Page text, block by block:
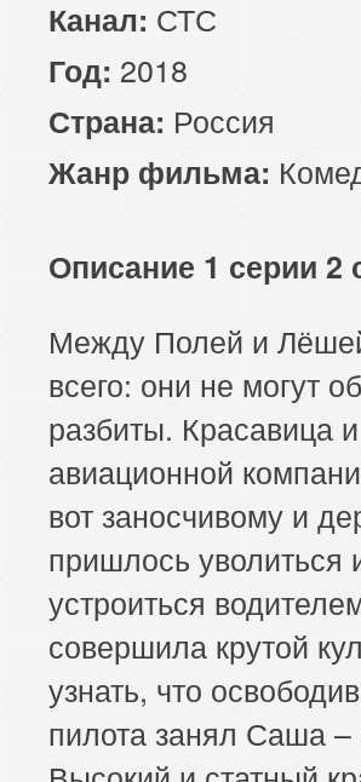
Канал: СТС
Год: 2018
Страна: Россия
Жанр фильма:
Описание 1 серии 2
Между Полей и
всего: они не могут
разбиты. Красавица
авиационной
вот заносчивому и
пришлось уволиться
устроиться
совершила крутой
узнать, что
пилота занял Саша –